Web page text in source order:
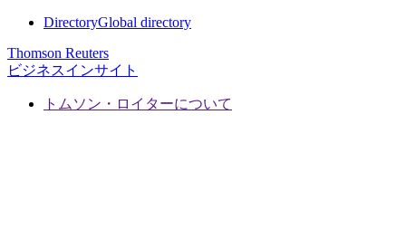
DirectoryGlobal directory
Thomson Reuters
ビジネスインサイト
トムソン・ロイターについて